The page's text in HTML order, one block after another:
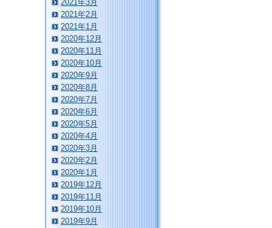
2021年3月
2021年2月
2021年1月
2020年12月
2020年11月
2020年10月
2020年9月
2020年8月
2020年7月
2020年6月
2020年5月
2020年4月
2020年3月
2020年2月
2020年1月
2019年12月
2019年11月
2019年10月
2019年9月